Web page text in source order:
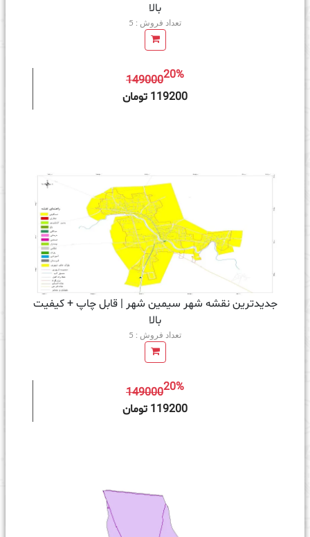
بالا
تعداد فروش : 5
14900020%
119200 تومان
جدیدترین نقشه شهر سیمین شهر | قابل چاپ + کیفیت
بالا
تعداد فروش : 5
14900020%
119200 تومان